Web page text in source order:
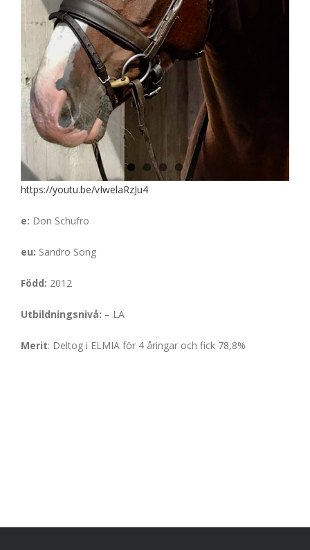
https://youtu.be/vIwelaRzJu4
e: Don Schufro
eu: Sandro Song
Född: 2012
Utbildningsnivå: – LA
Merit: Deltog i ELMIA för 4 åringar och fick 78,8%